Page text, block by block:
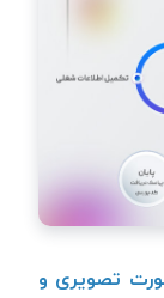
تصویری و